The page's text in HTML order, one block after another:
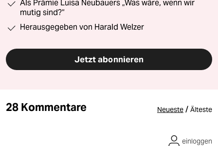
Als Prämie Luisa Neubauers „Was wäre, wenn wir
mutig sind?“
Herausgegeben von Harald Welzer
Jetzt abonnieren
28 Kommentare Neueste / Älteste
einloggen